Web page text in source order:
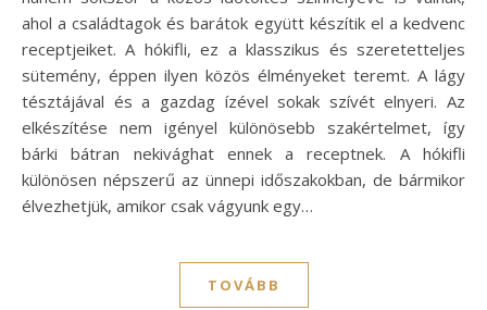
ahol a családtagok és barátok együtt készítik el a kedvenc
receptjeiket. A hókifli, ez a klasszikus és szeretetteljes
sütemény, éppen ilyen közös élményeket teremt. A lágy
tésztájával és a gazdag ízével sokak szívét elnyeri. Az
elkészítése nem igényel különösebb szakértelmet, így
bárki bátran nekivághat ennek a receptnek. A hókifli
különösen népszerű az ünnepi időszakokban, de bármikor
élvezhetjük, amikor csak vágyunk egy…
TOVÁBB